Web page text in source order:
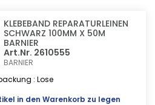
KLEBEBAND REPARATURLEINEN
SCHWARZ 100MM X 50M
BARNIER
Art.Nr. 2610555
BARNIER
: Lose
in den Warenkorb zu legen